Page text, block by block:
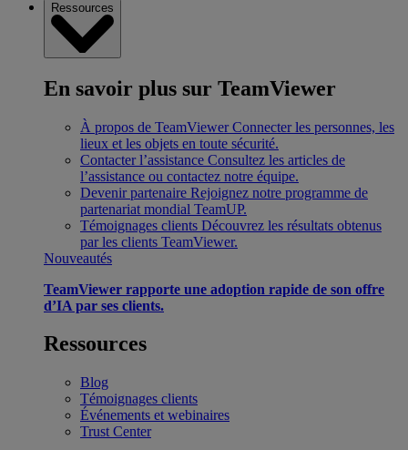
Ressources
En savoir plus sur TeamViewer
À propos de TeamViewer Connecter les personnes, les
lieux et les objets en toute sécurité.
Contacter l’assistance Consultez les articles de
l’assistance ou contactez notre équipe.
Devenir partenaire Rejoignez notre programme de
partenariat mondial TeamUP.
Témoignages clients Découvrez les résultats obtenus
par les clients TeamViewer.
Nouveautés
TeamViewer rapporte une adoption rapide de son offre
d’IA par ses clients.
Ressources
Blog
Témoignages clients
Événements et webinaires
Trust Center